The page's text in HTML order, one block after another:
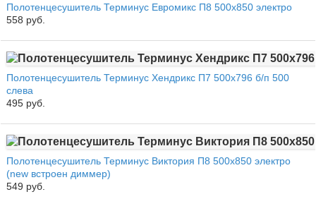
Полотенцесушитель Терминус Евромикс П8 500х850 электро
558 руб.
Полотенцесушитель Терминус Хендрикс П7 500x796 б/п 500
слева
495 руб.
Полотенцесушитель Терминус Виктория П8 500х850 электро
(new встроен диммер)
549 руб.